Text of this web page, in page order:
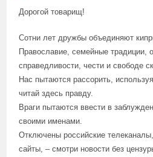
Дорогой товарищ!
Сотни лет дружбы объединяют
Православие, семейные традиции,
справедливости, чести и свободе
Нас пытаются рассорить,
читай здесь правду.
Враги пытаются ввести в
своими именами.
Отключены российские
сайты, – смотри новости без